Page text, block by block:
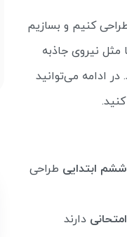
کنیم و بسازیم
مثل نیروی جاذبه
ادامه می‌توانید
کنید.
ابتدایی طراحی
دارند